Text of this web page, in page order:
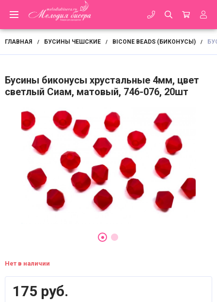
ГЛАВНАЯ / БУСИНЫ ЧЕШСКИЕ / BICONE BEADS (БИКОНУСЫ) /
Бусины биконусы хрустальные 4мм, цвет
светлый Сиам, матовый, 746-076, 20шт
Нет в наличии
175 руб.